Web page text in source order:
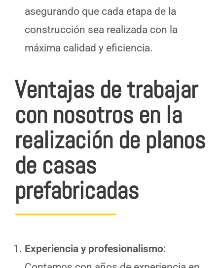
asegurando que cada etapa de la
construcción sea realizada con la
máxima calidad y eficiencia.
Ventajas de trabajar
con nosotros en la
realización de planos
de casas
prefabricadas
Experiencia y profesionalismo: